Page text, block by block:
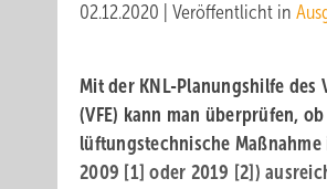
02.12.2020 Veröffentlicht in
Mit der KNL-Planungshilfe des
(VFE) kann man überprüfen,
lüftungstechnische
2009 [1] oder 2019 [2])